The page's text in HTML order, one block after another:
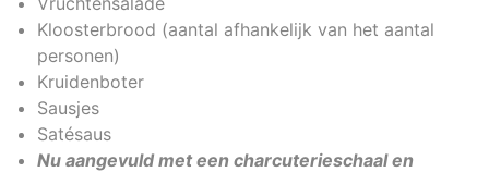
Kloosterbrood (aantal afhankelijk van het aantal
personen)
Kruidenboter
Sausjes
Satésaus
Nu aangevuld met een charcuterieschaal en